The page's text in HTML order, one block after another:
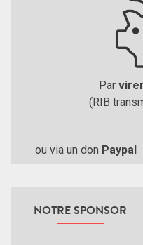
Par
(RIB
ou via un don Paypal
NOTRE SPONSOR